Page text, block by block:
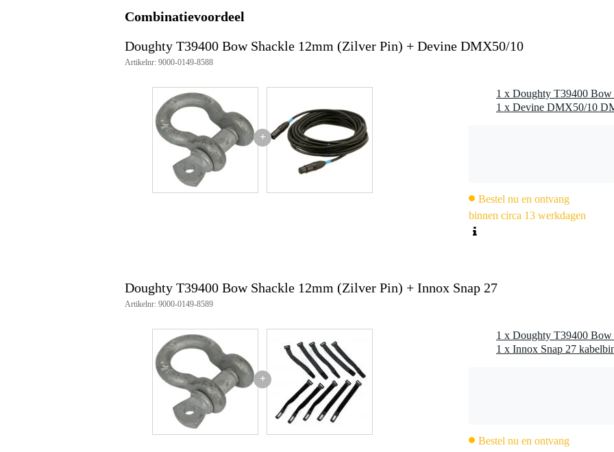
Gewicht: 0,3 kg
Gebruik: rigging en bevestiging
Combinatievoordeel
Doughty T39400 Bow Shackle 12mm (Zilver Pin) + Devine DMX50/10
Artikelnr: 9000-0149-8588
+
1 x Doughty T39400
Bestel nu en ontvang
binnen circa 13 werkdagen
Doughty T39400 Bow Shackle 12mm (Zilver Pin) + Innox Snap 27
Artikelnr: 9000-0149-8589
+
1 x Doughty T39400
Bestel nu en ontvang